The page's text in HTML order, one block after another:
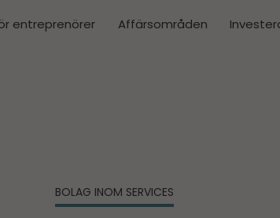
entreprenörer Affärsområden
BOLAG INOM SERVICES